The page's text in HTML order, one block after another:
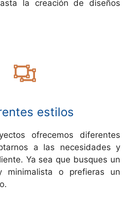
la creación de diseños
estilos
ofrecemos diferentes
a las necesidades y
Ya sea que busques un
minimalista o prefieras un